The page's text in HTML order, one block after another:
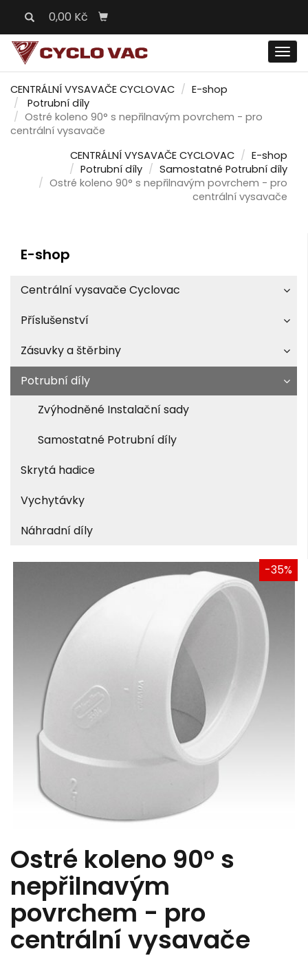
0,00 Kč
CENTRÁLNÍ VYSAVAČE CYCLOVAC
E-shop
Potrubní díly
Ostré koleno 90° s nepřilnavým povrchem - pro
centrální vysavače
CENTRÁLNÍ VYSAVAČE CYCLOVAC
E-shop
Potrubní díly
Samostatné Potrubní díly
Ostré koleno 90° s nepřilnavým povrchem - pro
centrální vysavače
E-shop
Centrální vysavače Cyclovac
Příslušenství
Zásuvky a štěrbiny
Potrubní díly
Zvýhodněné Instalační sady
Samostatné Potrubní díly
Skrytá hadice
Vychytávky
Náhradní díly
-35%
Ostré koleno 90° s
nepřilnavým
povrchem - pro
centrální vysavače